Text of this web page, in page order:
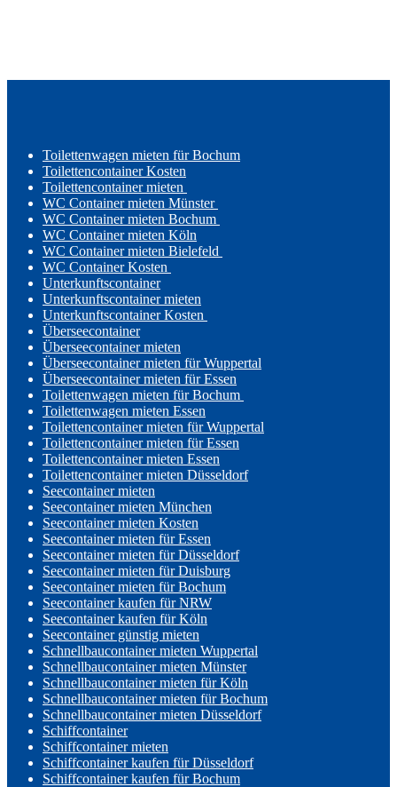
Toilettenwagen mieten für Bochum
Toilettencontainer Kosten
Toilettencontainer mieten
WC Container mieten Münster
WC Container mieten Bochum
WC Container mieten Köln
WC Container mieten Bielefeld
WC Container Kosten
Unterkunftscontainer
Unterkunftscontainer mieten
Unterkunftscontainer Kosten
Überseecontainer
Überseecontainer mieten
Überseecontainer mieten für Wuppertal
Überseecontainer mieten für Essen
Toilettenwagen mieten für Bochum
Toilettenwagen mieten Essen
Toilettencontainer mieten für Wuppertal
Toilettencontainer mieten für Essen
Toilettencontainer mieten Essen
Toilettencontainer mieten Düsseldorf
Seecontainer mieten
Seecontainer mieten München
Seecontainer mieten Kosten
Seecontainer mieten für Essen
Seecontainer mieten für Düsseldorf
Seecontainer mieten für Duisburg
Seecontainer mieten für Bochum
Seecontainer kaufen für NRW
Seecontainer kaufen für Köln
Seecontainer günstig mieten
Schnellbaucontainer mieten Wuppertal
Schnellbaucontainer mieten Münster
Schnellbaucontainer mieten für Köln
Schnellbaucontainer mieten für Bochum
Schnellbaucontainer mieten Düsseldorf
Schiffcontainer
Schiffcontainer mieten
Schiffcontainer kaufen für Düsseldorf
Schiffcontainer kaufen für Bochum